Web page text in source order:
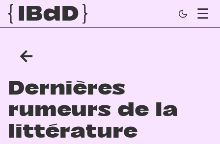
←
Dernières
rumeurs de la
littérature